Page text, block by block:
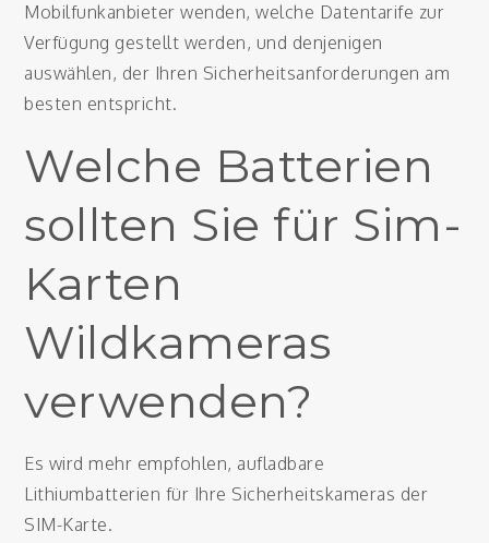
Mobilfunkanbieter wenden, welche Datentarife zur
Verfügung gestellt werden, und denjenigen
auswählen, der Ihren Sicherheitsanforderungen am
besten entspricht.
Welche Batterien
sollten Sie für Sim-
Karten
Wildkameras
verwenden?
Es wird mehr empfohlen, aufladbare
Lithiumbatterien für Ihre Sicherheitskameras der
SIM-Karte.